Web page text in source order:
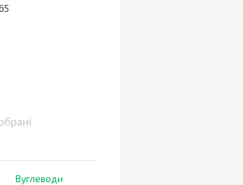
Вуглеводи